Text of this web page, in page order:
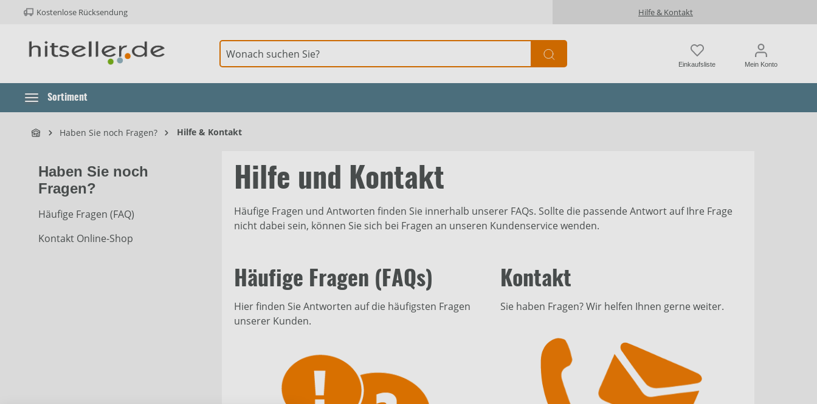
Hauptnavigation springen
Kostenlose Rücksendung Hilfe & Kontakt
Einkaufsliste Mein Konto
Sortiment
Haben Sie noch Fragen? Hilfe & Kontakt
Haben Sie noch
Fragen?
Häufige Fragen (FAQ)
Kontakt Online-Shop
Hilfe und Kontakt
Häufige Fragen und Antworten finden Sie innerhalb unserer FAQs. Sollte die passende Antwort auf Ihre Frage
nicht dabei sein, können Sie sich bei Fragen an unseren Kundenservice wenden.
Häufige Fragen (FAQs)
Hier finden Sie Antworten auf die häufigsten Fragen
unserer Kunden.
Kontakt
Sie haben Fragen? Wir helfen Ihnen gerne weiter.